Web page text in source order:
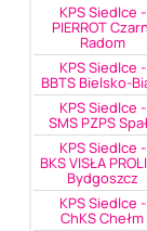
KPS Siedlce -
PIERROT
Radom
KPS Siedlce -
BBTS Bielsko-
KPS Siedlce -
SMS PZPS
KPS Siedlce -
BKS VISŁA
Bydgoszcz
KPS Siedlce -
ChKS Chełm